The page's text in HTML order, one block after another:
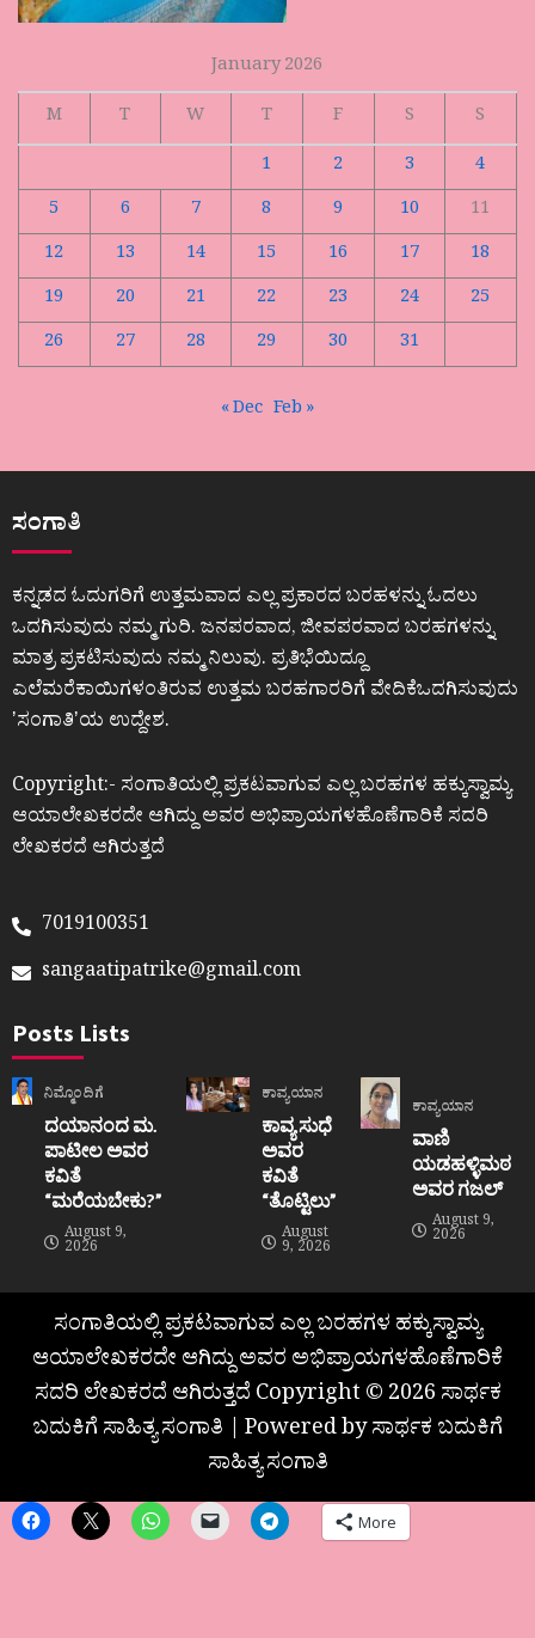
January 2026
M
T W T F S
S
1
2 3
4
5
6 7 8 9 10
11
12
13 14 15 16 17
18
19
20 21 22 23 24
25
26
27 28 29 30 31
« Dec Feb »
ಸಂಗಾತಿ
ಕನ್ನಡದ ಓದುಗರಿಗೆ ಉತ್ತಮವಾದ ಎಲ್ಲ ಪ್ರಕಾರದ ಬರಹಳನ್ನು ಓದಲು
ಒದಗಿಸುವುದು ನಮ್ಮ ಗುರಿ. ಜನಪರವಾದ, ಜೀವಪರವಾದ ಬರಹಗಳನ್ನು
ಮಾತ್ರ ಪ್ರಕಟಿಸುವುದು ನಮ್ಮ ನಿಲುವು. ಪ್ರತಿಭೆಯಿದ್ದೂ
ಎಲೆಮರೆಕಾಯಿಗಳಂತಿರುವ ಉತ್ತಮ ಬರಹಗಾರರಿಗೆ ವೇದಿಕೆಒದಗಿಸುವುದು
ʼಸಂಗಾತಿʼಯ ಉದ್ದೇಶ.
Copyright:- ಸಂಗಾತಿಯಲ್ಲಿ ಪ್ರಕಟವಾಗುವ ಎಲ್ಲ ಬರಹಗಳ ಹಕ್ಕುಸ್ವಾಮ್ಯ
ಆಯಾಲೇಖಕರದೇ ಆಗಿದ್ದು ಅವರ ಅಭಿಪ್ರಾಯಗಳಹೊಣೆಗಾರಿಕೆ ಸದರಿ
ಲೇಖಕರದೆ ಆಗಿರುತ್ತದೆ
7019100351
sangaatipatrike@gmail.com
Posts Lists
ನಿಮ್ಮೊಂದಿಗೆ
ದಯಾನಂದ ಮ.
ಪಾಟೀಲ ಅವರ
ಕವಿತೆ
“ಮರೆಯಬೇಕು?”
August 9,
2026
ಕಾವ್ಯಯಾನ
ಕಾವ್ಯ ಸುಧೆ
ಅವರ
ಕವಿತೆ
“ತೊಟ್ಟಿಲು”
August
9, 2026
ಕಾವ್ಯಯಾನ
ವಾಣಿ
ಯಡಹಳ್ಳಿಮಠ
ಅವರ ಗಜಲ್
August 9,
2026
ಸಂಗಾತಿಯಲ್ಲಿ ಪ್ರಕಟವಾಗುವ ಎಲ್ಲ ಬರಹಗಳ ಹಕ್ಕುಸ್ವಾಮ್ಯ
ಆಯಾಲೇಖಕರದೇ ಆಗಿದ್ದು ಅವರ ಅಭಿಪ್ರಾಯಗಳಹೊಣೆಗಾರಿಕೆ
ಸದರಿ ಲೇಖಕರದೆ ಆಗಿರುತ್ತದೆ Copyright © 2026 ಸಾರ್ಥಕ
ಬದುಕಿಗೆ ಸಾಹಿತ್ಯ ಸಂಗಾತಿ | Powered by ಸಾರ್ಥಕ ಬದುಕಿಗೆ
ಸಾಹಿತ್ಯ ಸಂಗಾತಿ
More